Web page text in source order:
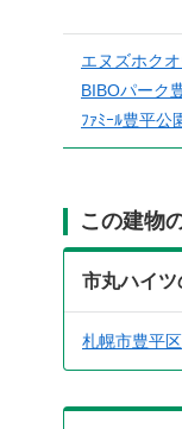
エヌズホクオ
BIBOパーク
ﾌｧﾐｰﾙ豊平公
この建物
市丸ハイ
札幌市豊平区